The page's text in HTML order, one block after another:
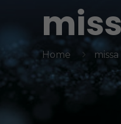
Home missa